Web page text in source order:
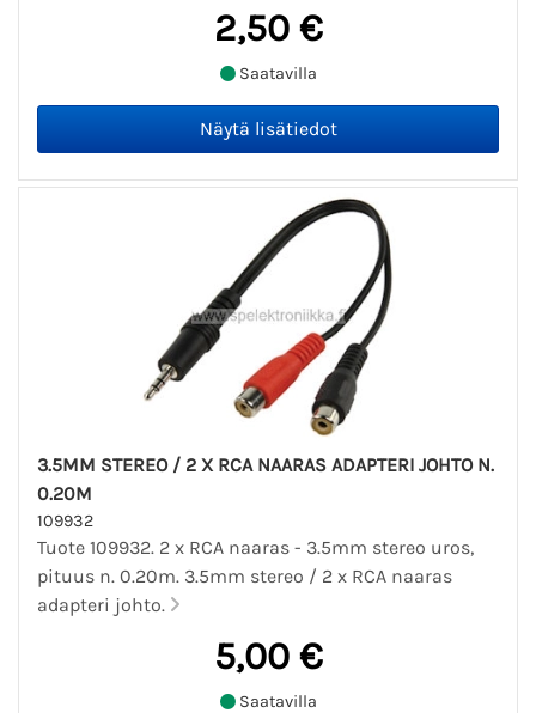
2,50 €
Saatavilla
3.5MM STEREO / 2 X RCA NAARAS ADAPTERI JOHTO N.
0.20M
109932
Tuote 109932. 2 x RCA naaras - 3.5mm stereo uros,
pituus n. 0.20m. 3.5mm stereo / 2 x RCA naaras
adapteri johto.
5,00 €
Saatavilla